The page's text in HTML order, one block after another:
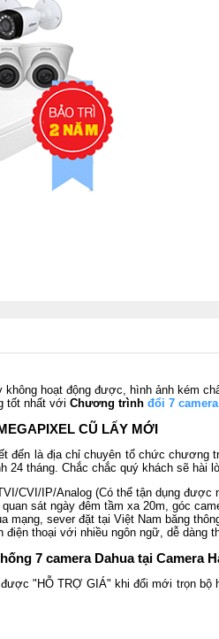
không hoạt động được, hình ảnh kém
tốt nhất với Chương trình đổi 7
CŨ LẤY MỚI
đến là địa chỉ chuyên tổ chức chương
tháng. Chắc chắc quý khách sẽ hài
CVI/IP/Analog (Có thể tận dụng
sát ngày đêm tầm xa 20m, góc
mạng, sever đặt tại Việt Nam băng
điện thoại với nhiều ngôn ngữ, dễ dàng
7 camera Dahua tại Camera
"HỖ TRỢ GIÁ" khi đổi mới trọn